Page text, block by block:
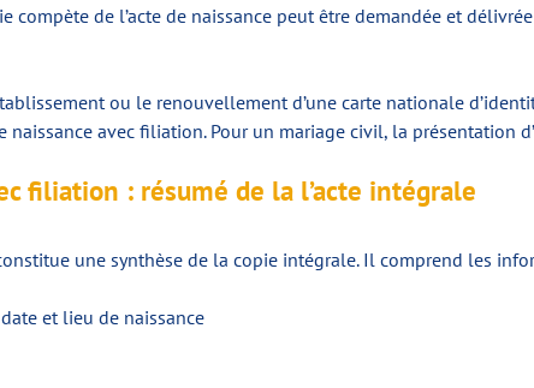
compète de l’acte de naissance peut être demandée et
ou le renouvellement d’une carte nationale
naissance avec filiation. Pour un mariage civil, la présentation
filiation : résumé de la l’acte intégrale
une synthèse de la copie intégrale. Il comprend les
et lieu de naissance